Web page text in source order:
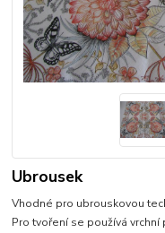
Ubrousek
Vhodné pro ubrouskovou
Pro tvoření se používá